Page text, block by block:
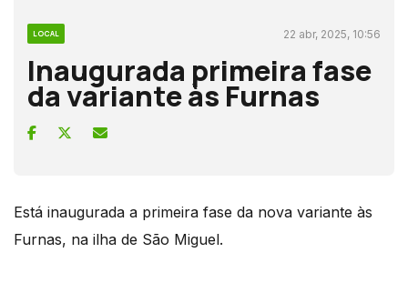
LOCAL 22 abr, 2025, 10:56
Inaugurada primeira fase
da variante às Furnas
Está inaugurada a primeira fase da nova variante às
Furnas, na ilha de São Miguel.